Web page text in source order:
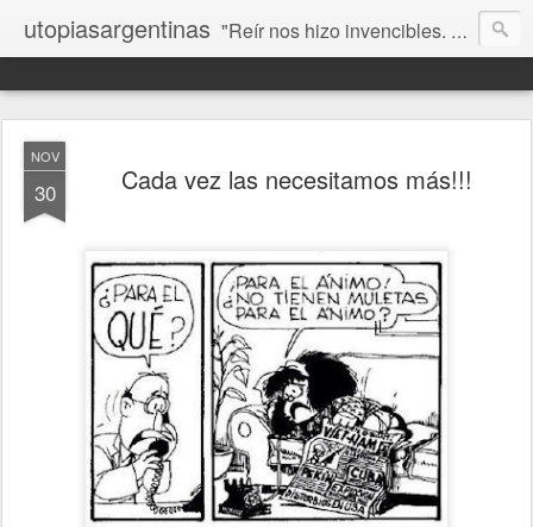
utopiasargentinas "Reír nos hizo invencibles. No como los que siempre ganan, sino como aquellos que no se rinden”. Frida Kahlo
NOV
30 Cada vez las necesitamos más!!!